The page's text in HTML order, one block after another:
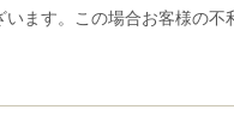
ます。この場合お客様の不